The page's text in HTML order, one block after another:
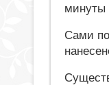
минуты
Сами